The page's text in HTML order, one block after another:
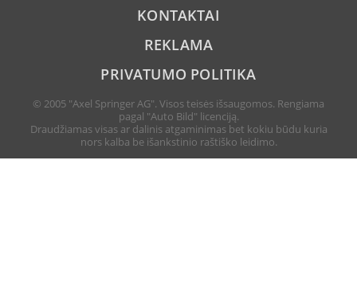
KONTAKTAI
REKLAMA
PRIVATUMO POLITIKA
© 2005 "Axel Springer AG". Visos teisės išsaugomos. Rengiama
pagal "Auto Bild" licenciją.
Draudžiamas visas ar dalinis atgaminimas bet kokiu būdu kuria
nors kalba be išankstinio raštiško leidimo.